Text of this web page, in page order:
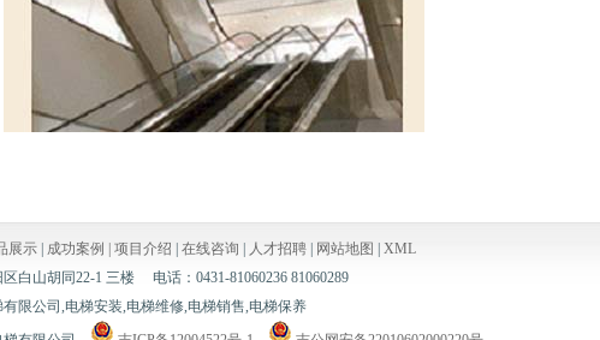
展示 成功案例 | 项目介绍 在线咨询 人才招聘 网站地图
XML
白山胡同22-1 三楼 电话：0431-81060236 81060289
限公司,电梯安装,电梯维修,电梯销售,电梯保养